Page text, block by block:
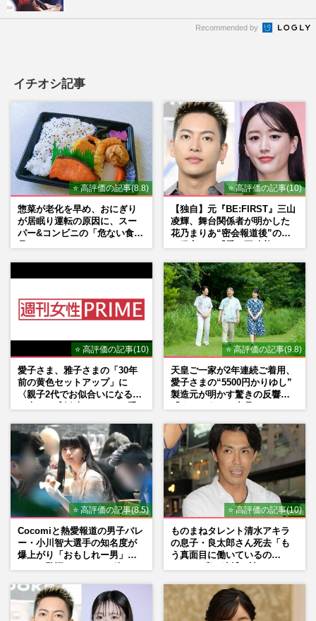
Recommended by
イチオシ記事
⭐ 高評価の記事(8.8)
惣菜が老化を早め、おにぎり
が居眠り運転の原因に、スー
パー&コンビニの「危ない食
⭐ 高評価の記事(10)
【独自】元『BE:FIRST』三山
凌輝、舞台関係者が明かした
花乃まりあ“密会報道後”の呆
⭐ 高評価の記事(10)
愛子さま、雅子さまの「30年
前の黄色セットアップ」に
〈親子2代でお似合いになる〉
⭐ 高評価の記事(9.8)
天皇ご一家が2年連続ご着用、
愛子さまの“5500円かりゆし”
製造元が明かす驚きの反響
⭐ 高評価の記事(8.5)
Cocomiと熱愛報道の男子バレ
ー・小川智大選手の知名度が
爆上がり「おもしれー男」フ
⭐ 高評価の記事(10)
ものまねタレント清水アキラ
の息子・良太郎さん死去「も
う真面目に働いているの